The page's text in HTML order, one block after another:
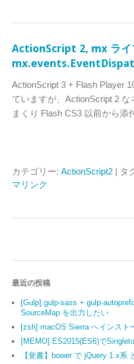
ActionScript 2, mx ライ
ActionScript 3 + Flash Player
ていますが、ActionScript 2
まくり Flash CS3 以前から
カテゴリー: ActionScript2 | タ
マリンク
最近の投稿
[Gulp] gulp-sass + gulp-
SourceMap を出力したい
[zsh] macOS Sierra へインスト
[MEMO] ES2015(ES6)で
【覚書】bower で jQuery 1.x系